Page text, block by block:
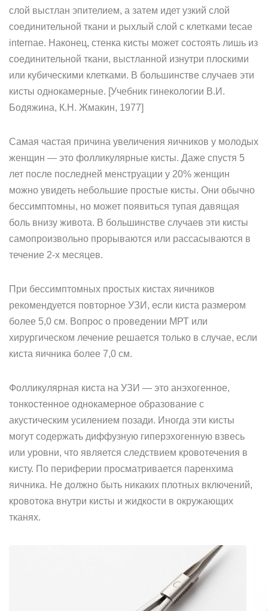
слой выстлан эпителием, а затем идет узкий слой
соединительной ткани и рыхлый слой с клетками tecae
internae. Наконец, стенка кисты может состоять лишь из
соединительной ткани, выстланной изнутри плоскими
или кубическими клетками. В большинстве случаев эти
кисты однокамерные. [Учебник гинекологии В.И.
Бодяжина, К.Н. Жмакин, 1977]
Самая частая причина увеличения яичников у молодых
женщин — это фолликулярные кисты. Даже спустя 5
лет после последней менструации у 20% женщин
можно увидеть небольшие простые кисты. Они обычно
бессимптомны, но может появиться тупая давящая
боль внизу живота. В большинстве случаев эти кисты
самопроизвольно прорываются или рассасываются в
течение 2-х месяцев.
При бессимптомных простых кистах яичников
рекомендуется повторное УЗИ, если киста размером
более 5,0 см. Вопрос о проведении МРТ или
хирургическом лечение решается только в случае, если
киста яичника более 7,0 см.
Фолликулярная киста на УЗИ — это анэхогенное,
тонкостенное однокамерное образование с
акустическим усилением позади. Иногда эти кисты
могут содержать диффузную гиперэхогенную взвесь
или уровни, что является следствием кровотечения в
кисту. По периферии просматривается паренхима
яичника. Не должно быть никаких плотных включений,
кровотока внутри кисты и жидкости в окружающих
тканях.